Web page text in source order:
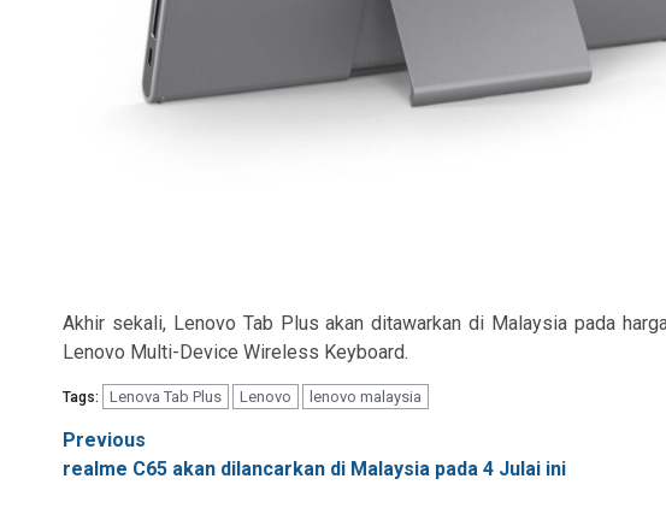
Akhir sekali, Lenovo Tab Plus akan ditawarkan di Malaysia pada
Lenovo Multi-Device Wireless Keyboard.
Tags: Lenova Tab Plus Lenovo lenovo malaysia
Post
navigation
Previous
realme C65 akan dilancarkan di Malaysia pada 4 Julai ini